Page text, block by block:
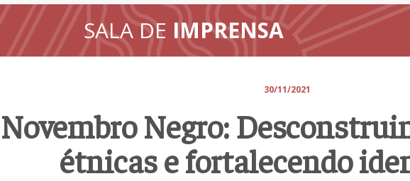
SALA DE IMPRENSA
30/11/2021
Novembro Negro:
étnicas e fortalecendo